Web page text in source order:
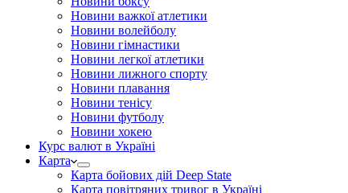
Новини важкої атлетики
Новини волейболу
Новини гімнастики
Новини легкої атлетики
Новини лижного спорту
Новини плавання
Новини тенісу
Новини футболу
Новини хокею
Курс валют в Україні
Карта
Карта бойових дій Deep State
Карта повітряних тривог в Україні